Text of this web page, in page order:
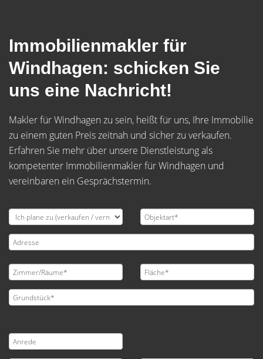
Immobilienmakler für
Windhagen: schicken Sie
uns eine Nachricht!
Makler für Windhagen zu sein, heißt für uns, Ihre Immobilie
zu einem guten Preis zeitnah und sicher zu verkaufen.
Erfahren Sie mehr über unsere Dienstleistung als
kompetenter Immobilienmakler für Windhagen und
vereinbaren ein Gesprächstermin.